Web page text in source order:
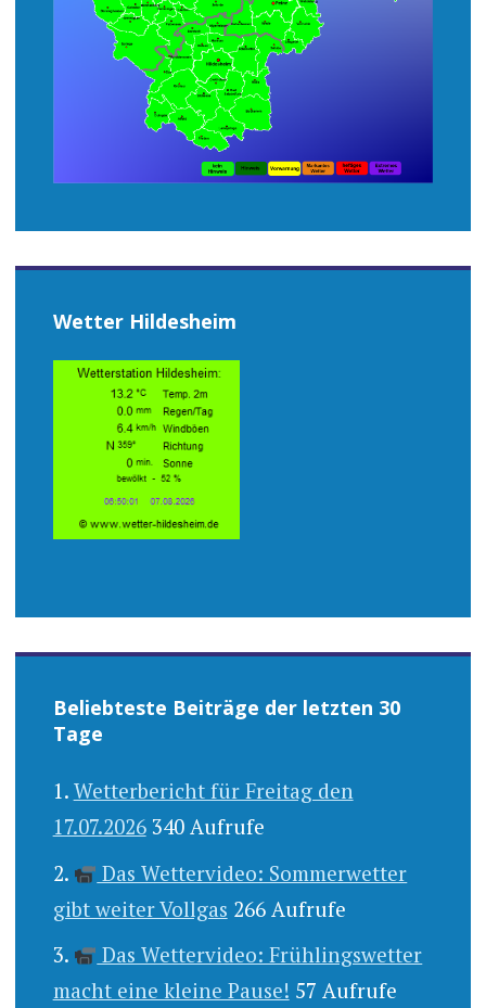
Wetter Hildesheim
Beliebteste Beiträge der letzten 30
Tage
Wetterbericht für Freitag den
17.07.2026 340 Aufrufe
Das Wettervideo: Sommerwetter
gibt weiter Vollgas 266 Aufrufe
Das Wettervideo: Frühlingswetter
macht eine kleine Pause! 57 Aufrufe